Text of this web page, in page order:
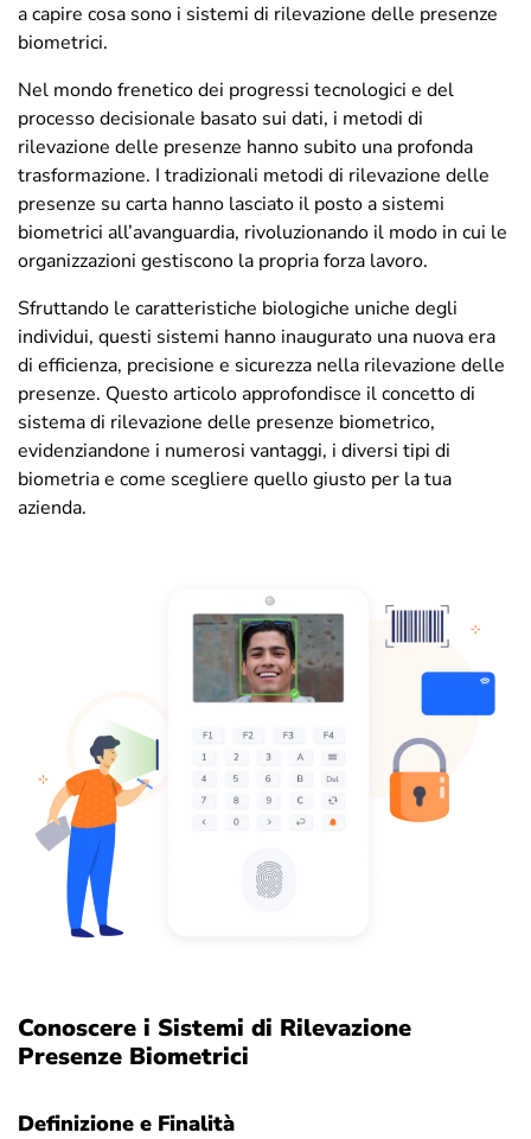
a capire cosa sono i sistemi di rilevazione delle presenze
biometrici.
Nel mondo frenetico dei progressi tecnologici e del
processo decisionale basato sui dati, i metodi di
rilevazione delle presenze hanno subito una profonda
trasformazione. I tradizionali metodi di rilevazione delle
presenze su carta hanno lasciato il posto a sistemi
biometrici all’avanguardia, rivoluzionando il modo in cui le
organizzazioni gestiscono la propria forza lavoro.
Sfruttando le caratteristiche biologiche uniche degli
individui, questi sistemi hanno inaugurato una nuova era
di efficienza, precisione e sicurezza nella rilevazione delle
presenze. Questo articolo approfondisce il concetto di
sistema di rilevazione delle presenze biometrico,
evidenziandone i numerosi vantaggi, i diversi tipi di
biometria e come scegliere quello giusto per la tua
azienda.
Conoscere i Sistemi di Rilevazione
Presenze Biometrici
Definizione e Finalità